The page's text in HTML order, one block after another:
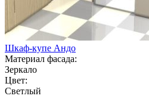
Шкаф-купе Андо
Материал фасада:
Зеркало
Цвет:
Светлый